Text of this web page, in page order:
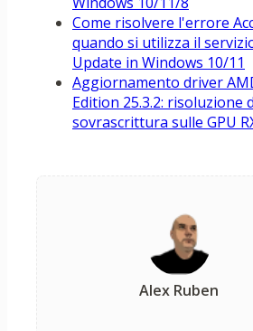
Come risolvere l'errore
quando si utilizza il
Update in Windows 10/11
Aggiornamento driver
Edition 25.3.2: risoluzione
sovrascrittura sulle GPU
Alex Ruben